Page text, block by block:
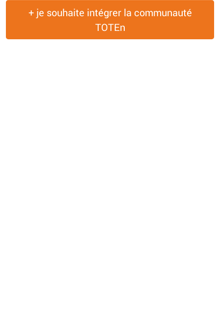
+ je souhaite intégrer la communauté
TOTEn